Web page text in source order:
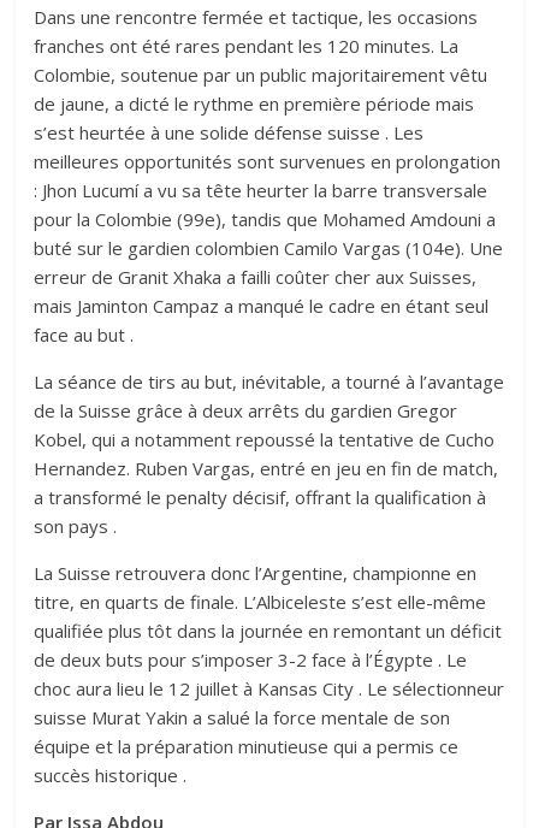
Dans une rencontre fermée et tactique, les occasions
franches ont été rares pendant les 120 minutes. La
Colombie, soutenue par un public majoritairement vêtu
de jaune, a dicté le rythme en première période mais
s’est heurtée à une solide défense suisse . Les
meilleures opportunités sont survenues en prolongation
: Jhon Lucumí a vu sa tête heurter la barre transversale
pour la Colombie (99e), tandis que Mohamed Amdouni a
buté sur le gardien colombien Camilo Vargas (104e). Une
erreur de Granit Xhaka a failli coûter cher aux Suisses,
mais Jaminton Campaz a manqué le cadre en étant seul
face au but .
La séance de tirs au but, inévitable, a tourné à l’avantage
de la Suisse grâce à deux arrêts du gardien Gregor
Kobel, qui a notamment repoussé la tentative de Cucho
Hernandez. Ruben Vargas, entré en jeu en fin de match,
a transformé le penalty décisif, offrant la qualification à
son pays .
La Suisse retrouvera donc l’Argentine, championne en
titre, en quarts de finale. L’Albiceleste s’est elle-même
qualifiée plus tôt dans la journée en remontant un déficit
de deux buts pour s’imposer 3-2 face à l’Égypte . Le
choc aura lieu le 12 juillet à Kansas City . Le sélectionneur
suisse Murat Yakin a salué la force mentale de son
équipe et la préparation minutieuse qui a permis ce
succès historique .
Par Issa Abdou